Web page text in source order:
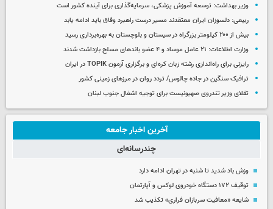
وزیر بهداشت: توسعه آموزش پزشکی، سرمایه‌گذاری برای آینده کشور است
ربیعی: دلسوزان ایران معتقدند مسیر درست راهبرد وفاق باید ادامه یابد
بیش از ۲۰۰ کیلومتر بزرگراه در سیستان و بلوچستان به بهره‌برداری رسید
وزارت اطلاعات: ۲۱ عامل موساد و ۴ عضو باندهای مسلح بازداشت شدند
رایزنی برای راه‌اندازی رشته زبان کره‌ای و برگزاری آزمون TOPIK در ایران
ترافیک سنگین در جاده چالوس/ تردد روان در مرزهای زمینی کشور
تقلای وزیر تندروی صهیونیست برای توجیه اشغال جنوب لبنان
آخرین اخبار جامعه
چندرسانه‌ای
وزش باد شدید تا شنبه در تهران ادامه دارد
توقیف ۱۷۲ دستگاه خودروی لوکس و آپارتمان
شایعه «معافیت سربازان فراری» تکذیب شد